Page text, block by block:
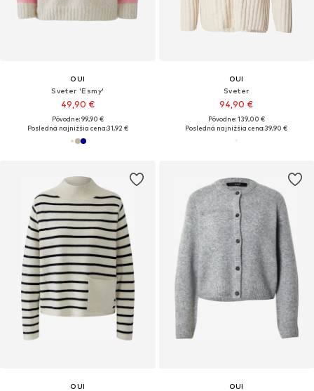
OUI
Sveter 'Esmy'
49,90 €
Pôvodne: 99,90 €
Posledná najnižšia cena:31,92 €
OUI
Sveter
94,90 €
Pôvodne: 139,00 €
Posledná najnižšia cena:39,90 €
OUI
OUI